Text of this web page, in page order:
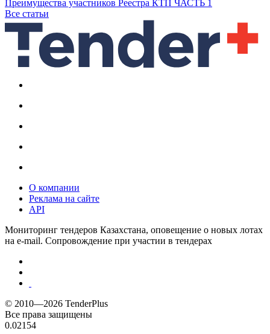
Преимущества участников Реестра КТП ЧАСТЬ 1
Все статьи
О компании
Реклама на сайте
API
Мониторинг тендеров Казахстана, оповещение о новых лотах
на e-mail. Сопровождение при участии в тендерах
© 2010—2026 TenderPlus
Все права защищены
0.02154